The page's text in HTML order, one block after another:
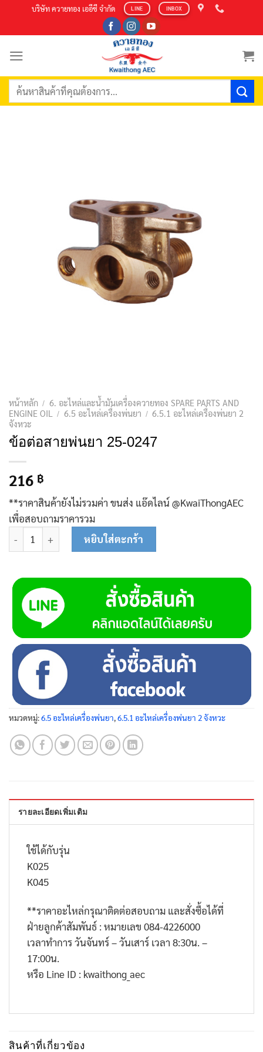
content
บริษัท ควายทอง เออีซี จำกัด LINE INBOX
ค้นหา:
หน้าหลัก / 6. อะไหล่และน้ำมันเครื่องควายทอง SPARE PARTS AND
ENGINE OIL
/ 6.5 อะไหล่เครื่องพ่นยา / 6.5.1 อะไหล่เครื่องพ่นยา 2
จังหวะ
ข้อต่อสายพ่นยา 25-0247
216 ฿
**ราคาสินค้ายังไม่รวมค่า ขนส่ง แอ๊ดไลน์ @KwaiThongAEC
เพื่อสอบถามราคารวม
จำนวน ข้อต่อสายพ่นยา 25-0247 ชิ้น
หยิบใส่ตะกร้า
หมวดหมู่:6.5 อะไหล่เครื่องพ่นยา 6.5.1 อะไหล่เครื่องพ่นยา 2 จังหวะ
รายละเอียดเพิ่มเติม
ใช้ได้กับรุ่น
K025
K045
**ราคาอะไหล่กรุณาติดต่อสอบถาม และสั่งซื้อได้ที่
ฝ่ายลูกค้าสัมพันธ์ : หมายเลข 084-4226000
เวลาทำการ วันจันทร์ – วันเสาร์ เวลา 8:30น. –
17:00น.
หรือ Line ID : kwaithong_aec
สินค้าที่เกี่ยวข้อง